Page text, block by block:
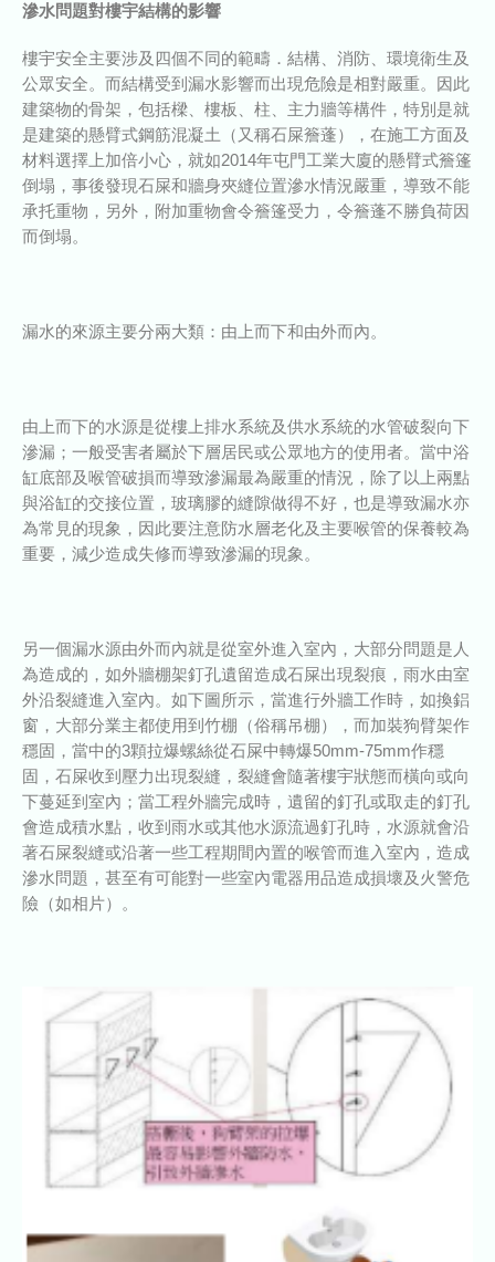
滲水問題對樓宇結構的影響
樓宇安全主要涉及四個不同的範疇．結構、消防、環境衛生及
公眾安全。而結構受到漏水影響而出現危險是相對嚴重。因此
建築物的骨架，包括樑、樓板、柱、主力牆等構件，特別是就
是建築的懸臂式鋼筋混凝土（又稱石屎簷蓬），在施工方面及
材料選擇上加倍小心，就如2014年屯門工業大廈的懸臂式簷篷
倒塌，事後發現石屎和牆身夾縫位置滲水情況嚴重，導致不能
承托重物，另外，附加重物會令簷篷受力，令簷蓬不勝負荷因
而倒塌。
漏水的來源主要分兩大類：由上而下和由外而內。
由上而下的水源是從樓上排水系統及供水系統的水管破裂向下
滲漏；一般受害者屬於下層居民或公眾地方的使用者。當中浴
缸底部及喉管破損而導致滲漏最為嚴重的情況，除了以上兩點
與浴缸的交接位置，玻璃膠的縫隙做得不好，也是導致漏水亦
為常見的現象，因此要注意防水層老化及主要喉管的保養較為
重要，減少造成失修而導致滲漏的現象。
另一個漏水源由外而內就是從室外進入室內，大部分問題是人
為造成的，如外牆棚架釘孔遺留造成石屎出現裂痕，雨水由室
外沿裂縫進入室內。如下圖所示，當進行外牆工作時，如換鋁
窗，大部分業主都使用到竹棚（俗稱吊棚），而加裝狗臂架作
穩固，當中的3顆拉爆螺絲從石屎中轉爆50mm-75mm作穩
固，石屎收到壓力出現裂縫，裂縫會隨著樓宇狀態而橫向或向
下蔓延到室內；當工程外牆完成時，遺留的釘孔或取走的釘孔
會造成積水點，收到雨水或其他水源流過釘孔時，水源就會沿
著石屎裂縫或沿著一些工程期間內置的喉管而進入室內，造成
滲水問題，甚至有可能對一些室內電器用品造成損壞及火警危
險（如相片）。